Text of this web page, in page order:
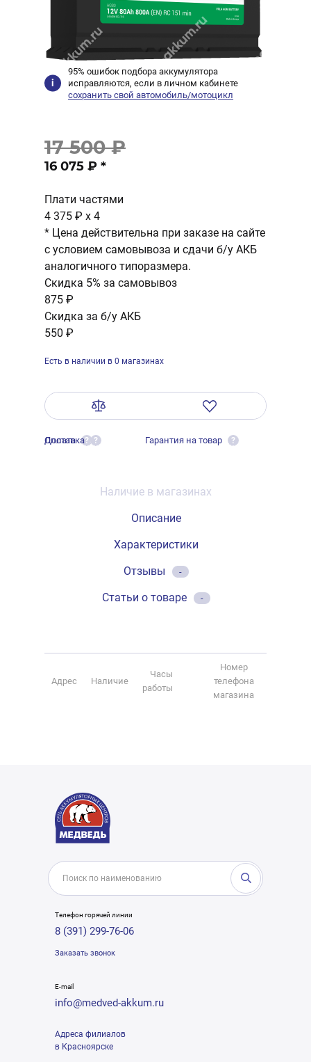
95% ошибок подбора аккумулятора
исправляются, если в личном кабинете
сохранить свой автомобиль/мотоцикл
17 500 ₽
16 075 ₽ *
Плати частями
4 375 ₽ x 4
* Цена действительна при заказе на сайте
с условием самовывоза и сдачи б/у АКБ
аналогичного типоразмера.
Скидка 5% за самовывоз
875 ₽
Скидка за б/у АКБ
550 ₽
Есть в наличии в 0 магазинах
Оплата ?
Доставка ? Гарантия на товар ?
Наличие в магазинах
Описание
Характеристики
Отзывы
-
Статьи о товаре -
Адрес Наличие
Часы
работы
Номер
телефона
магазина
Телефон горячей линии
8 (391) 299-76-06
Заказать звонок
E-mail
info@medved-akkum.ru
Адреса филиалов
в Красноярске